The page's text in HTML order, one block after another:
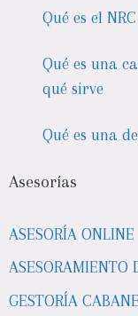
Qué es el
Qué es una
qué sirve
Qué es una
Asesorías
ASESORÍA ONLINE
ASESORAMIENTO
GESTORÍA